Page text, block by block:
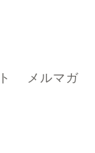
メルマガ